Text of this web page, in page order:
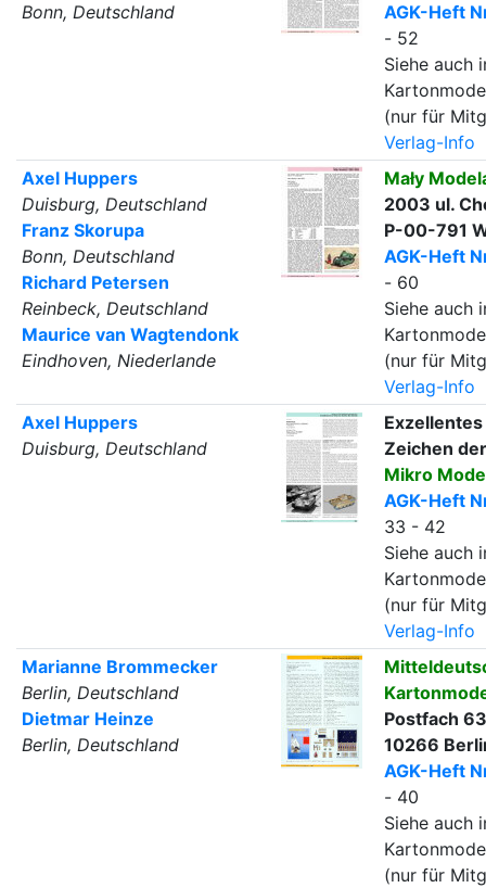
Bonn, Deutschland
AGK-Heft
- 52
Siehe auch
(nur für
Verlag-Info
Axel Huppers
Duisburg, Deutschland
Franz Skorupa
Bonn, Deutschland
Richard Petersen
Reinbeck, Deutschland
Maurice van Wagtendonk
Eindhoven, Niederlande
Mały
2003 ul.
P-00-791
AGK-Heft
- 60
Siehe auch
(nur für
Verlag-Info
Axel Huppers
Duisburg, Deutschland
Zeichen
Mikro
AGK-Heft
33 - 42
Siehe auch
(nur für
Verlag-Info
Marianne Brommecker
Berlin, Deutschland
Dietmar Heinze
Berlin, Deutschland
Postfach
10266
AGK-Heft
- 40
Siehe auch
(nur für